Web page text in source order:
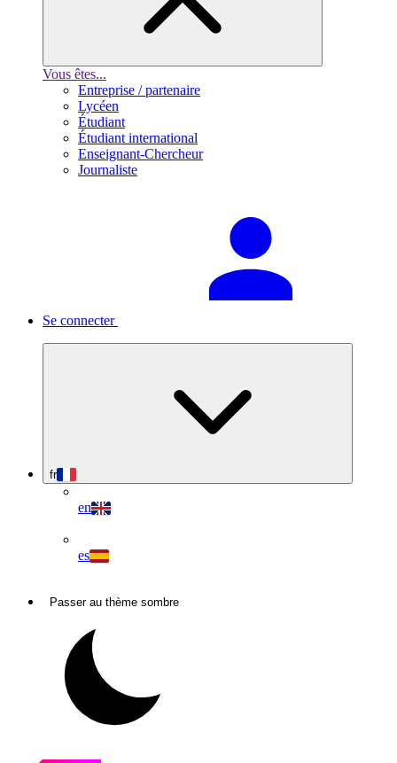
Vous êtes...
Entreprise / partenaire
Lycéen
Étudiant
Étudiant international
Enseignant-Chercheur
Journaliste
Se connecter
fr
en
es
Passer au thème sombre